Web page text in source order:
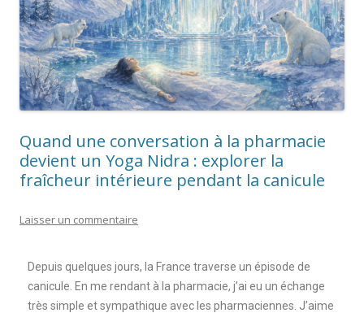
Quand une conversation à la pharmacie
devient un Yoga Nidra : explorer la
fraîcheur intérieure pendant la canicule
Laisser un commentaire
Depuis quelques jours, la France traverse un épisode de
canicule. En me rendant à la pharmacie, j’ai eu un échange
très simple et sympathique avec les pharmaciennes. J’aime